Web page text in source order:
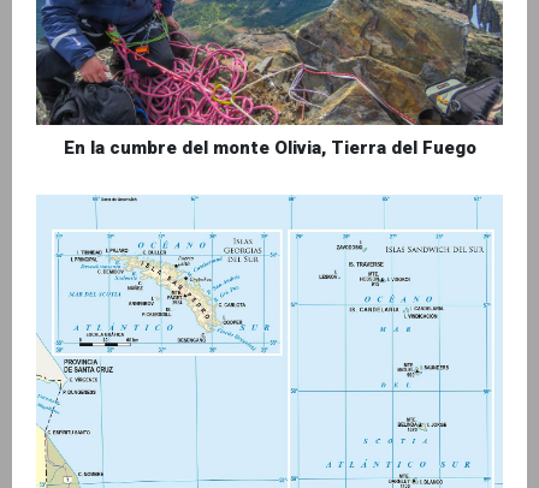
En la cumbre del monte Olivia, Tierra del Fuego